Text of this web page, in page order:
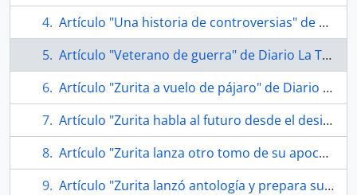
Artículo "Una historia de controversias" de Diario La Tercera
Artículo "Veterano de guerra" de Diario La Tercera
Artículo "Zurita a vuelo de pájaro" de Diario La Nación
Artículo "Zurita habla al futuro desde el desierto" de Diario La Nación
Artículo "Zurita lanza otro tomo de su apocalíptica obra biográfica" de Diario La Tercera
Artículo "Zurita lanzó antología y prepara sus memorias" de Diario El Mercurio